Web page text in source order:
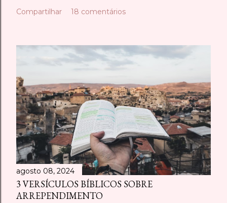
á
i
Compartilhar 18 comentários
agosto 08, 2024
3 VERSÍCULOS BÍBLICOS SOBRE
ARREPENDIMENTO